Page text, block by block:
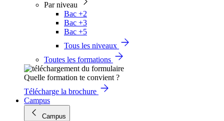
Par niveau
Bac +2
Bac +3
Bac +5
Tous les niveaux
Toutes les formations
Quelle formation te convient ?
Télécharge la brochure
Campus
Campus